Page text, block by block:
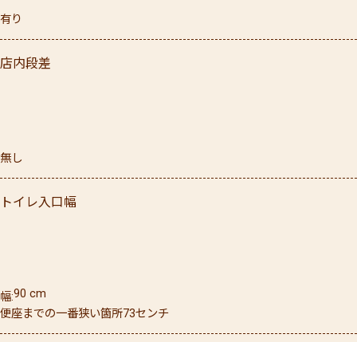
有り
店内段差
無し
トイレ入口幅
幅90 cm
便座までの一番狭い箇所73センチ